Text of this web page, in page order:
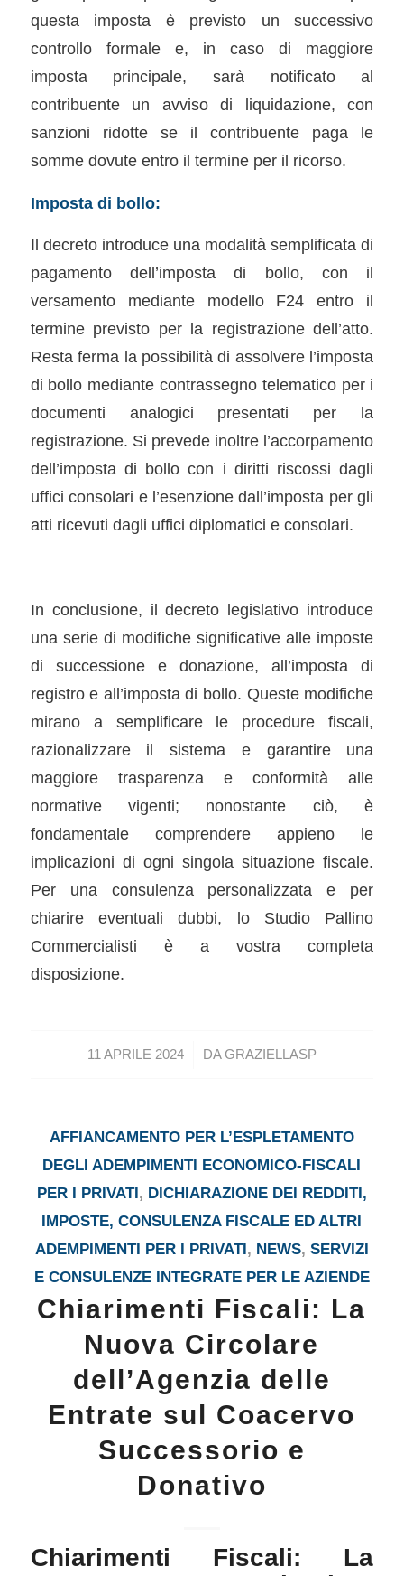
questa imposta è previsto un successivo
controllo formale e, in caso di maggiore
imposta principale, sarà notificato al
contribuente un avviso di liquidazione, con
sanzioni ridotte se il contribuente paga le
somme dovute entro il termine per il ricorso.
Imposta di bollo:
Il decreto introduce una modalità semplificata di
pagamento dell’imposta di bollo, con il
versamento mediante modello F24 entro il
termine previsto per la registrazione dell’atto.
Resta ferma la possibilità di assolvere l’imposta
di bollo mediante contrassegno telematico per i
documenti analogici presentati per la
registrazione. Si prevede inoltre l’accorpamento
dell’imposta di bollo con i diritti riscossi dagli
uffici consolari e l’esenzione dall’imposta per gli
atti ricevuti dagli uffici diplomatici e consolari.
In conclusione, il decreto legislativo introduce
una serie di modifiche significative alle imposte
di successione e donazione, all’imposta di
registro e all’imposta di bollo. Queste modifiche
mirano a semplificare le procedure fiscali,
razionalizzare il sistema e garantire una
maggiore trasparenza e conformità alle
normative vigenti; nonostante ciò, è
fondamentale comprendere appieno le
implicazioni di ogni singola situazione fiscale.
Per una consulenza personalizzata e per
chiarire eventuali dubbi, lo Studio Pallino
Commercialisti è a vostra completa
disposizione.
11 APRILE 2024
/ DAGRAZIELLASP
AFFIANCAMENTO PER L’ESPLETAMENTO
DEGLI ADEMPIMENTI ECONOMICO-FISCALI
PER I PRIVATI , DICHIARAZIONE DEI REDDITI,
IMPOSTE, CONSULENZA FISCALE ED ALTRI
ADEMPIMENTI PER I PRIVATI , NEWS, SERVIZI
E CONSULENZE INTEGRATE PER LE AZIENDE
Chiarimenti Fiscali: La
Nuova Circolare
dell’Agenzia delle
Entrate sul Coacervo
Successorio e
Donativo
Chiarimenti Fiscali: La